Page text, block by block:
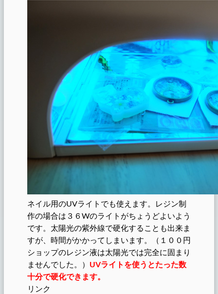
ネイル用のUVライトでも使えます。レジン制
作の場合は３６Wのライトがちょうどよいよう
です。太陽光の紫外線で硬化することも出来ま
すが、時間がかかってしまいます。（１００円
ショップのレジン液は太陽光では完全に固まり
ませんでした。） UVライトを使うとたった数
十分で硬化できます。
リンク